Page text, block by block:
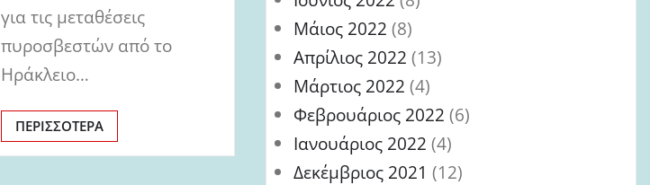
για τις μεταθέσεις
πυροσβεστών από το
Ηράκλειο…
ΠΕΡΙΣΣΌΤΕΡΑ
Μάιος 2022 (8)
Απρίλιος 2022 (13)
Μάρτιος 2022 (4)
Φεβρουάριος 2022 (6)
Ιανουάριος 2022 (4)
Δεκέμβριος 2021 (12)